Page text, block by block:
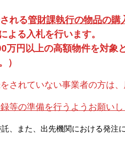
れる管財課執行の物品の購
よる入札を行います。
万円以上の高額物件を対象
）
されていない事業者の方は、
等の準備を行うようお願いし
、また、出先機関における発注